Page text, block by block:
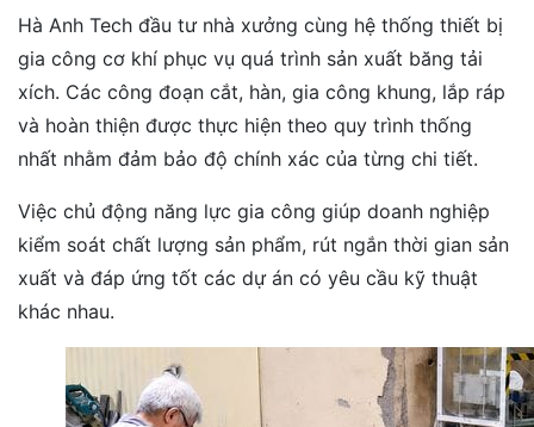
Hà Anh Tech đầu tư nhà xưởng cùng hệ thống thiết bị
gia công cơ khí phục vụ quá trình sản xuất băng tải
xích. Các công đoạn cắt, hàn, gia công khung, lắp ráp
và hoàn thiện được thực hiện theo quy trình thống
nhất nhằm đảm bảo độ chính xác của từng chi tiết.
Việc chủ động năng lực gia công giúp doanh nghiệp
kiểm soát chất lượng sản phẩm, rút ngắn thời gian sản
xuất và đáp ứng tốt các dự án có yêu cầu kỹ thuật
khác nhau.